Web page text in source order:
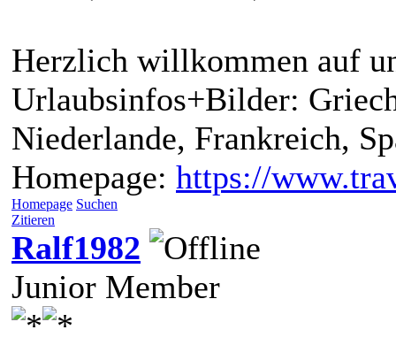
Herzlich willkommen auf
Urlaubsinfos+Bilder:
Niederlande, Frankreich,
Homepage: https://
Homepage Suchen
Zitieren
Ralf1982
Junior Member